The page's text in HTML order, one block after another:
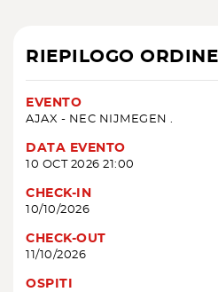
RIEPILOGO ORDINE
EVENTO
AJAX - NEC NIJMEGEN .
DATA EVENTO
10 OCT 2026 21:00
CHECK-IN
10/10/2026
CHECK-OUT
11/10/2026
OSPITI